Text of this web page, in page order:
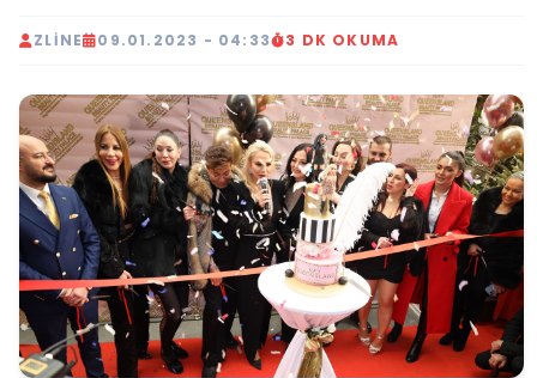
ZLINE 09.01.2023 - 04:33 3 DK OKUMA